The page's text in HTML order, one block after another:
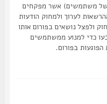
אשר מפקחים
לערוך ולמחוק הודעות
נושאים בפורום אותו
למנוע ממשתמשים
בפורום.